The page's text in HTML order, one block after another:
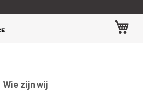
Wie zijn wij